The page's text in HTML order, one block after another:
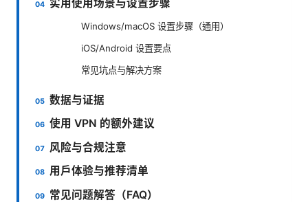
实用使用场景与设置步骤
Windows/macOS 设置步骤（通用）
iOS/Android 设置要点
常见坑点与解决方案
数据与证据
使用 VPN 的额外建议
风险与合规注意
用户体验与推荐清单
常见问题解答（FAQ）